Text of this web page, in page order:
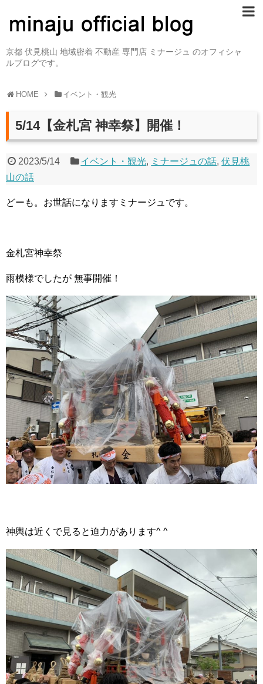
京都 伏見桃山 地域密着 不動産 専門店 ミナージュ のオフィシャ
ルブログです。
HOME イベント・観光
5/14【金札宮 神幸祭】開催！
2023/5/14 イベント・観光, ミナージュの話,伏見桃
山の話
どーも。お世話になりますミナージュです。
金札宮神幸祭
雨模様でしたが 無事開催！
神輿は近くで見ると迫力があります^ ^